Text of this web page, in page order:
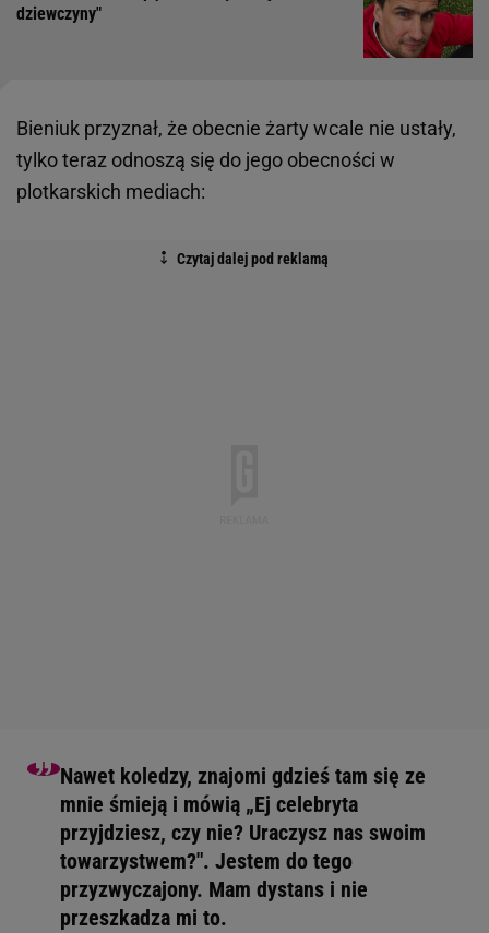
dziewczyny"
Bieniuk przyznał, że obecnie żarty wcale nie ustały,
tylko teraz odnoszą się do jego obecności w
plotkarskich mediach:
Nawet koledzy, znajomi gdzieś tam się ze
mnie śmieją i mówią „Ej celebryta
przyjdziesz, czy nie? Uraczysz nas swoim
towarzystwem?". Jestem do tego
przyzwyczajony. Mam dystans i nie
przeszkadza mi to.